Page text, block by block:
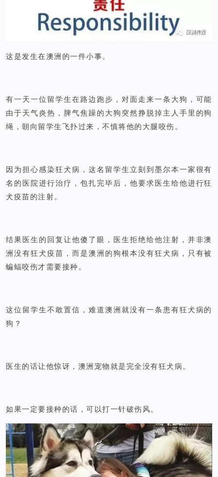
这是发生在澳洲的一件小事。
有一天一位留学生在路边跑步，对面走来一条大狗，可能
由于天气炎热，脾气焦躁的大狗突然挣脱掉主人手里的狗
绳，朝向留学生飞扑过来，不慎将他的大腿咬伤。
因为担心感染狂犬病，这名留学生立刻到墨尔本一家很有
名的医院进行治疗，包扎完毕后，他要求医生给他进行狂
犬疫苗的注射。
结果医生的回复让他傻了眼，医生拒绝给他注射，并非澳
洲没有狂犬疫苗，而是澳洲的狗根本没有狂犬病，只有被
蝙蝠咬伤才需要接种。
这位留学生不敢置信，难道澳洲就没有一条患有狂犬病的
狗？
医生的话让他惊讶，澳洲宠物就是完全没有狂犬病。
如果一定要接种的话，可以打一针破伤风。